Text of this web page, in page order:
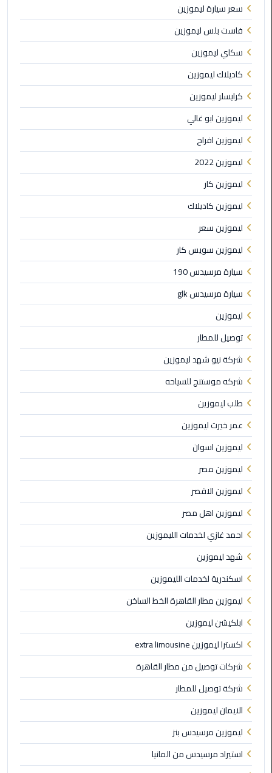
الي
مرسي
مطروح
تاكسي
اسكندريه
ليموزين
مطار
برج
العرب
والإسكندرية
ليموزين
دمياط
ليموزين
من
الاسكندرية
الى
مطار
القاهرة
ليموزين
الدقي
ليموزين
من
القاهرة
للاسكندرية
ليموزين
العجوزه
ليموزين
من
مطار
القاهرة
ليموزين
فيصل
ليموزين
من
مطار
برج
العرب
إلى
القاهرة
ليموزين
الهرم
سعر سيارة ليموزين
فاست بلس ليموزين
سكاي ليموزين
كاديلاك ليموزين
كرايسلر ليموزين
ليموزين ابو غالي
ليموزين افراح
ليموزين 2022
ليموزين كار
ليموزين كاديلاك
ليموزين سعر
ليموزين سويس كار
سيارة مرسيدس 190
سيارة مرسيدس glk
ليموزين
توصيل للمطار
شركة نيو شهد ليموزين
شركه موستنج للسياحه
طلب ليموزين
عمر خيرت ليموزين
ليموزين اسوان
ليموزين مصر
ليموزين الاقصر
ليموزين اهل مصر
احمد غازي لخدمات الليموزين
شهد ليموزين
اسكندرية لخدمات الليموزين
ليموزين مطار القاهرة الخط الساخن
ابلكيشن ليموزين
اكسترا ليموزين extra limousine
شركات توصيل من مطار القاهرة
شركة توصيل للمطار
الايمان ليموزين
ليموزين مرسيدس بنز
استيراد مرسيدس من المانيا